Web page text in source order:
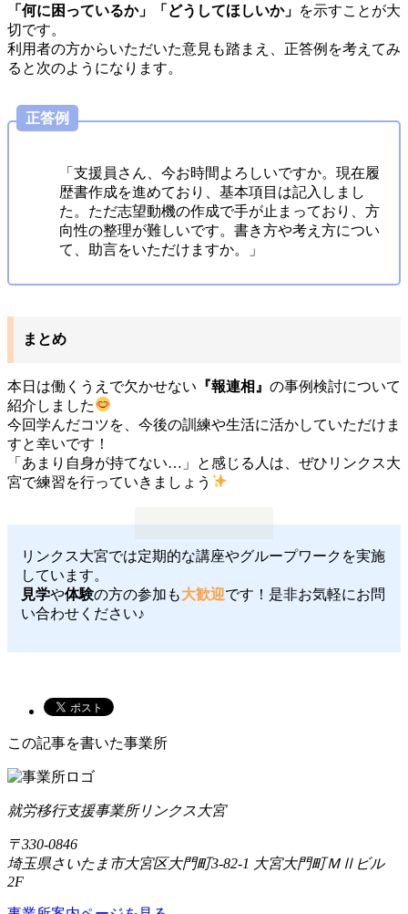
「何に困っているか」「どうしてほしいか」 を示すことが大
切です。
利用者の方からいただいた意見も踏まえ、正答例を考えてみ
ると次のようになります。
正答例
「支援員さん、今お時間よろしいですか。現在履
歴書作成を進めており、基本項目は記入しまし
た。ただ志望動機の作成で手が止まっており、方
向性の整理が難しいです。書き方や考え方につい
て、助言をいただけますか。」
まとめ
本日は働くうえで欠かせない 『報連相』 の事例検討について
紹介しました
今回学んだコツを、今後の訓練や生活に活かしていただけま
すと幸いです！
「あまり自身が持てない…」と感じる人は、ぜひリンクス大
宮で練習を行っていきましょう
リンクス大宮では定期的な講座やグループワークを実施
しています。
見学や体験の方の参加も大歓迎です！是非お気軽にお問
い合わせください♪
この記事を書いた事業所
就労移行支援事業所リンクス大宮
〒330-0846
埼玉県さいたま市大宮区大門町3-82-1 大宮大門町ＭⅡビル
2F